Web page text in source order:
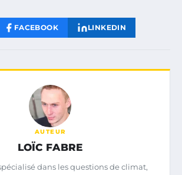
FACEBOOK LINKEDIN
AUTEUR
LOÏC FABRE
dans les questions de climat,